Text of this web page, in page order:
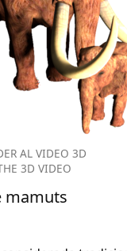
AL VIDEO 3D
3D VIDEO
mamuts